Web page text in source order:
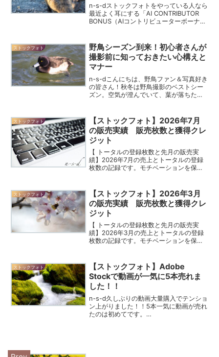
n-s-dストックフォトをやっている人なら
最近よく耳にする「AI CONTRIBUTOR
BONUS（AIコントリビューターボーナ
元するために導入されたボーナス制度
の...
ストックフォト
野鳥シーズン到来！初心者さんが
撮影前に知っておきたい心構えと
マナー
n-s-dこんにちは、野鳥ファン＆写真好き
の皆さん！秋冬は野鳥撮影のベストシー
ズン。空気が澄んでいて、葉が落ちた
出かける方も多いのではないでしょう
か？でもちょっと待って...
ストックフォト
【ストックフォト】2026年7月
の販売実績 販売枚数と獲得クレ
ジット
【 トータルの登録枚数と先月の販売実
績】2026年7月の売上とトータルの登録
枚数の記録です。モチベーションを保つ
より、どのサイトで何が売れているのか
で傾向もわかってくる...
ストックフォト
【ストックフォト】2026年3月
の販売実績 販売枚数と獲得クレ
ジット
【 トータルの登録枚数と先月の販売実
績】2026年3月の売上とトータルの登録
枚数の記録です。モチベーションを保つ
より、どのサイトで何が売れているのか
で傾向もわかってくる...
ストックフォト
【ストックフォト】Adobe
Stockで動画が一気に5本売れま
した！！
n-s-d久しぶりの動画大量購入でテンショ
ン上がりました！！5本一気に動画が売れ
たのは初めてです。